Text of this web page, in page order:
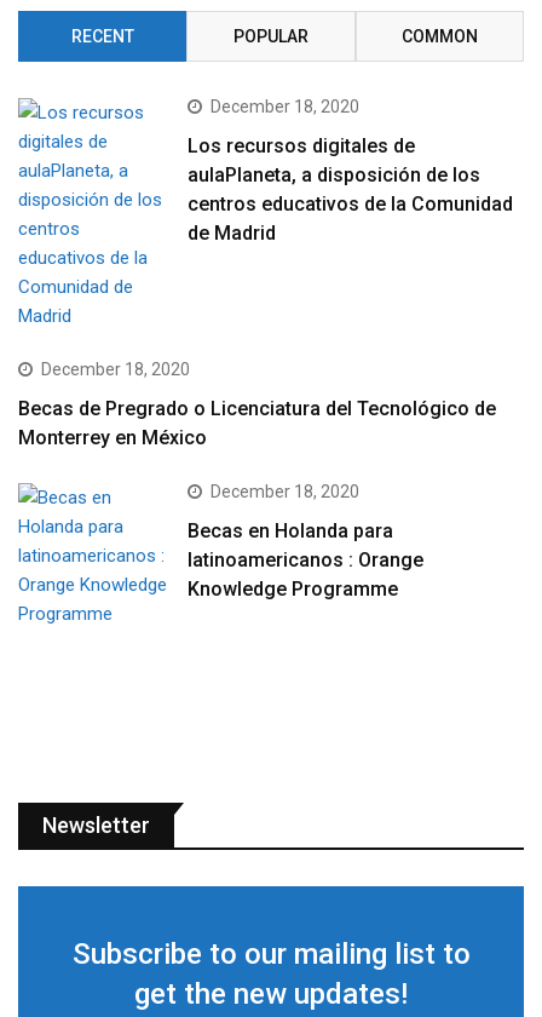
RECENT POPULAR COMMON
December 18, 2020
Los recursos digitales de
aulaPlaneta, a disposición de los
centros educativos de la Comunidad
de Madrid
December 18, 2020
Becas de Pregrado o Licenciatura del Tecnológico de
Monterrey en México
December 18, 2020
Becas en Holanda para
latinoamericanos : Orange
Knowledge Programme
Newsletter
Subscribe to our mailing list to
get the new updates!